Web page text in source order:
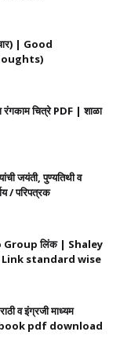
| Good
रंगकाम चित्रे PDF | शाळा
जयंती, पुण्यतिथी व
/ परिपत्रक
Group लिंक | Shaley
standard wise
व इंग्रजी माध्यम
pdf download